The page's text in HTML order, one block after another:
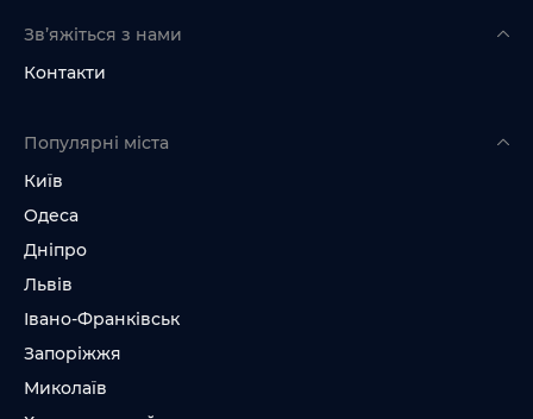
Зв’яжіться з нами
Контакти
Популярні міста
Київ
Одеса
Дніпро
Львів
Івано-Франківськ
Запоріжжя
Миколаїв